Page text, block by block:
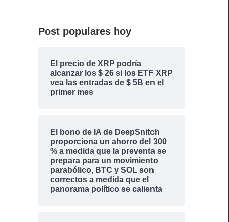
Post populares hoy
El precio de XRP podría
alcanzar los $ 26 si los ETF XRP
vea las entradas de $ 5B en el
primer mes
El bono de IA de DeepSnitch
proporciona un ahorro del 300
% a medida que la preventa se
prepara para un movimiento
parabólico, BTC y SOL son
correctos a medida que el
panorama político se calienta